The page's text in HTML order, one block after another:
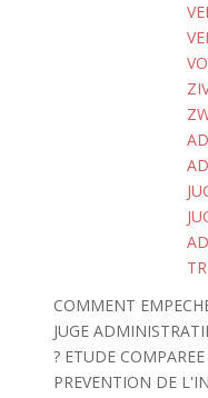
COMMENT
JUGE
? ETUDE
PREVENTION DE